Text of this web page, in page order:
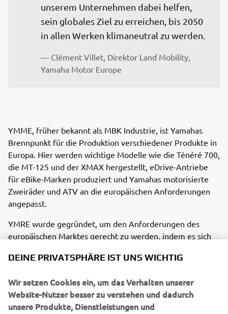
unserem Unternehmen dabei helfen,
sein globales Ziel zu erreichen, bis 2050
in allen Werken klimaneutral zu werden.
— Clément Villet, Direktor Land Mobility,
Yamaha Motor Europe
YMME, früher bekannt als MBK Industrie, ist Yamahas
Brennpunkt für die Produktion verschiedener Produkte in
Europa. Hier werden wichtige Modelle wie die Ténéré 700,
die MT-125 und der XMAX hergestellt, eDrive-Antriebe
für eBike-Marken produziert und Yamahas motorisierte
Zweiräder und ATV an die europäischen Anforderungen
angepasst.
YMRE wurde gegründet, um den Anforderungen des
europäischen Marktes gerecht zu werden, indem es sich
operiert Yamaha Motor R&D Europe von Norditalien aus,
strategischen Lage in der Nähe von Herstellern
fortschrittlicher Technologien und Anbietern von
Ingenieursdienstleistungen ausgewählt wurde. Seitdem
DEINE PRIVATSPHÄRE IST UNS WICHTIG
Wir setzen Cookies ein, um das Verhalten unserer
Website-Nutzer besser zu verstehen und dadurch
unsere Produkte, Dienstleistungen und